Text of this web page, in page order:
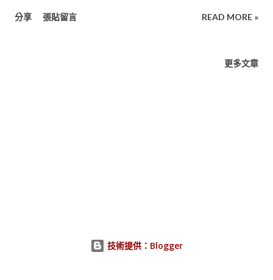
分享 張貼留言 READ MORE »
更多文章
技術提供：Blogger